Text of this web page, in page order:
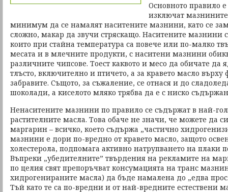
Основното правило
изключат
минимум да се намалят наситените мазнини, като се
сложно, макар да звучи стряскащо. Наситените мазнини
които при стайна температура са повече или по-малко
месата и в млечните продукти, с наситени мазнини
различните чипсове. Тоест каквото и месо да обичате да
тлъсто, включително и птичето, а за кравето масло
забравите. Същото, за съжаление, се отнася и до
шоколади, а киселото мляко трябва да е с ниско
Ненаситените мазнини по правило се съдържат в най-
растителните масла. Това обаче не значи, че можете да
маргарин – всичко, което съдържа „частично
мазнини е дори по-вредно от кравето масло, защото
холестерола, подпомага активно натрупването на плаки
Въпреки „убедителните” твърдения на рекламите на
по целия свят препоръчват консумацията на транс
хидрогенираните масла) да бъде намалена до „едва
Тъй като те са по-вредни и от най-вредните естествени